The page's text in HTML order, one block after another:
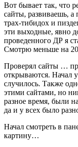
Вот бывает так, что
сайты, развиваешь,
трах-тибидох и
эти выходные, явно
проведенного ДР я
Смотрю меньше на
Проверял сайты …
открываются. Начал
случилось. Также
этими сайтами, но
разное время, были
да и у всех было
Начал смотреть в
картину…